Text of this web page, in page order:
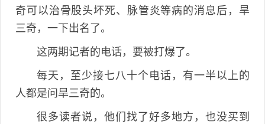
奇可以治骨股头坏死、脉管炎等病的消息后，旱
三奇，一下出名了。
这两期记者的电话，要被打爆了。
每天，至少接七八十个电话，有一半以上的
人都是问旱三奇的。
很多读者说，他们找了好多地方，也没买到